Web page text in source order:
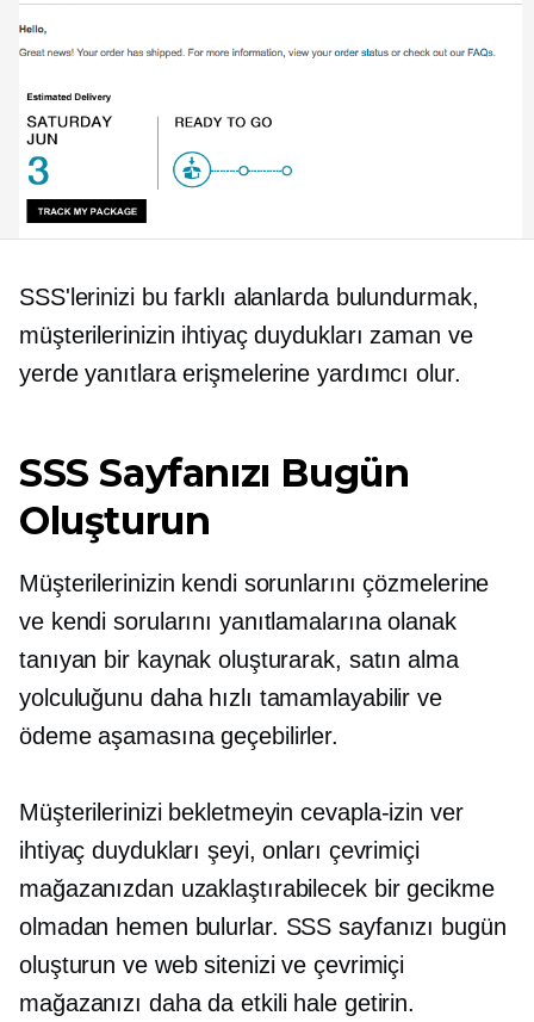
SSS'lerinizi bu farklı alanlarda bulundurmak,
müşterilerinizin ihtiyaç duydukları zaman ve
yerde yanıtlara erişmelerine yardımcı olur.
SSS Sayfanızı Bugün
Oluşturun
Müşterilerinizin kendi sorunlarını çözmelerine
ve kendi sorularını yanıtlamalarına olanak
tanıyan bir kaynak oluşturarak, satın alma
yolculuğunu daha hızlı tamamlayabilir ve
ödeme aşamasına geçebilirler.
Müşterilerinizi bekletmeyincevapla-izin ver
ihtiyaç duydukları şeyi, onları çevrimiçi
mağazanızdan uzaklaştırabilecek bir gecikme
olmadan hemen bulurlar. SSS sayfanızı bugün
oluşturun ve web sitenizi ve çevrimiçi
mağazanızı daha da etkili hale getirin.